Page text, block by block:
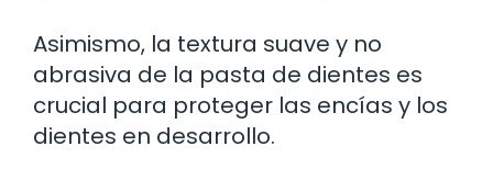
Asimismo, la textura suave y no
abrasiva de la pasta de dientes es
crucial para proteger las encías y los
dientes en desarrollo.